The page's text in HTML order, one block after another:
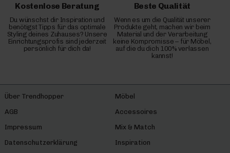
Kostenlose Beratung
Du wünschst dir Inspiration und
benötigst Tipps für das optimale
Styling deines Zuhauses? Unsere
Einrichtungsprofis sind jederzeit
persönlich für dich da!
Beste Qualität
Wenn es um die Qualität unserer
Produkte geht, machen wir beim
Material und der Verarbeitung
keine Kompromisse – für Möbel,
auf die du dich 100% verlassen
kannst!
Über Trendhopper
AGB
Impressum
Datenschutzerklärung
Möbel
Accessoires
Mix & Match
Inspiration